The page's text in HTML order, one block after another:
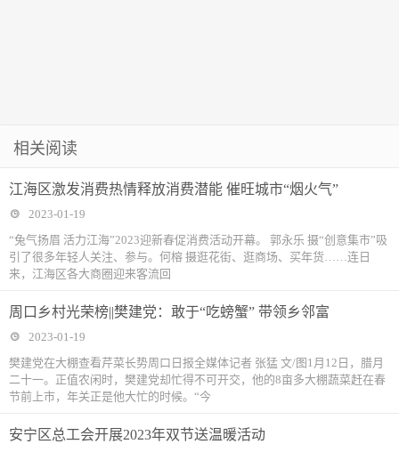
相关阅读
江海区激发消费热情释放消费潜能 催旺城市“烟火气”
2023-01-19
“兔气扬眉 活力江海”2023迎新春促消费活动开幕。 郭永乐 摄“创意集市”吸
引了很多年轻人关注、参与。何榕 摄逛花街、逛商场、买年货……连日
来，江海区各大商圈迎来客流回
周口乡村光荣榜||樊建党：敢于“吃螃蟹” 带领乡邻富
2023-01-19
樊建党在大棚查看芹菜长势周口日报全媒体记者 张猛 文/图1月12日，腊月
二十一。正值农闲时，樊建党却忙得不可开交，他的8亩多大棚蔬菜赶在春
节前上市，年关正是他大忙的时候。“今
安宁区总工会开展2023年双节送温暖活动